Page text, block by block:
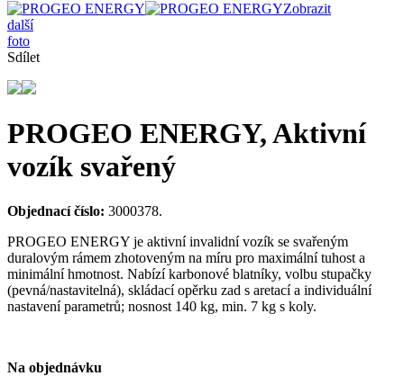
Zobrazit
další
foto
Sdílet
PROGEO ENERGY, Aktivní
vozík svařený
Objednací číslo: 3000378.
PROGEO ENERGY je aktivní invalidní vozík se svařeným
duralovým rámem zhotoveným na míru pro maximální tuhost a
minimální hmotnost. Nabízí karbonové blatníky, volbu stupačky
(pevná/nastavitelná), skládací opěrku zad s aretací a individuální
nastavení parametrů; nosnost 140 kg, min. 7 kg s koly.
Na objednávku